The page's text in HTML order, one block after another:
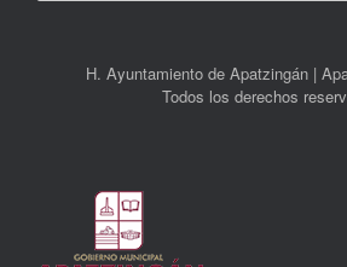
H. Ayuntamiento de Apatzingán |
Todos los derechos